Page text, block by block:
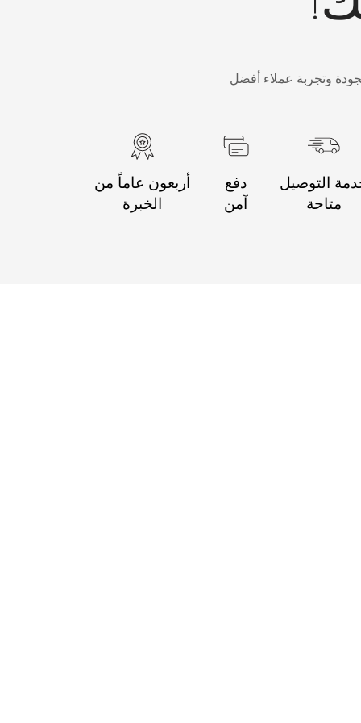
وتجربة عملاء أفضل
التوصيل
متاحة
دفع
آمن
أربعون عاماً من
الخبرة